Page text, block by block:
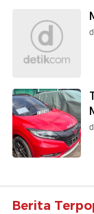
Berita